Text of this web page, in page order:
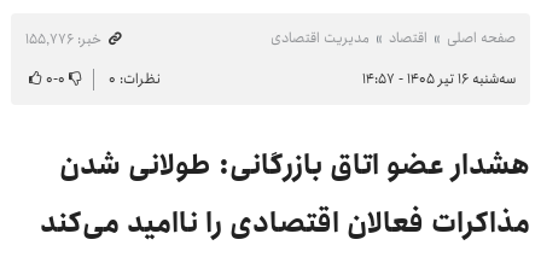
صفحه اصلی اقتصاد مدیریت اقتصادی
خبر: ۱۵۵٬۷۷۶
سه‌شنبه ۱۶ تیر ۱۴۰۵ - ۱۴:۵۷
نظرات: ۰ ۰-۰
هشدار عضو اتاق بازرگانی: طولانی شدن
مذاکرات فعالان اقتصادی را ناامید می‌کند